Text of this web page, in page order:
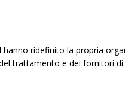
ridefinito la propria
trattamento e dei fornitori